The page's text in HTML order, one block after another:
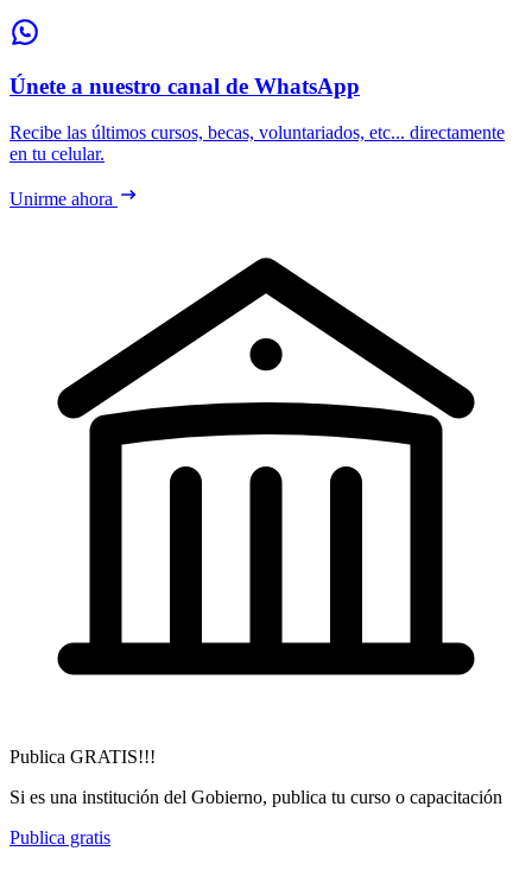
Únete a nuestro canal de WhatsApp
Recibe las últimos cursos, becas, voluntariados, etc... directamente
en tu celular.
Unirme ahora
Publica GRATIS!!!
Si es una institución del Gobierno, publica tu curso o capacitación
Publica gratis